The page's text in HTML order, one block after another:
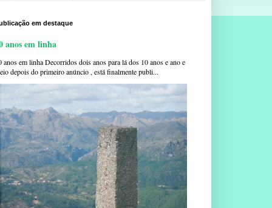
em destaque
anos em linha
anos em linha Decorridos dois anos para lá dos 10 anos e ano e
depois do primeiro anúncio , está finalmente publi...